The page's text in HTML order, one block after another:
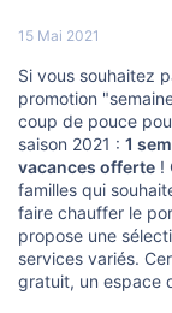
s
u
s
i
o
n
15 Mai 2021
Si vous souhaitez
promotion
coup de pouce
saison 2021 : 1
vacances offerte !
familles qui
faire chauffer le
propose une
services variés.
gratuit, un espace